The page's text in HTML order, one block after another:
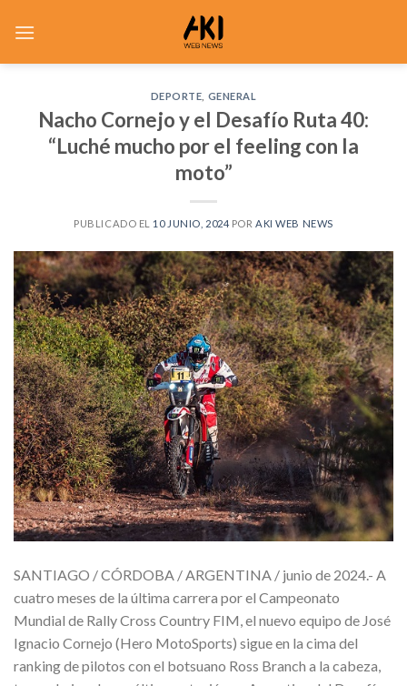
DEPORTE GENERAL
Nacho Cornejo y el Desafío Ruta 40:
“Luché mucho por el feeling con la
moto”
PUBLICADO EL 10 JUNIO, 2024 POR AKI WEB NEWS
SANTIAGO / CÓRDOBA / ARGENTINA / junio de 2024.- A
cuatro meses de la última carrera por el Campeonato
Mundial de Rally Cross Country FIM, el nuevo equipo de José
Ignacio Cornejo (Hero MotoSports) sigue en la cima del
ranking de pilotos con el botsuano Ross Branch a la cabeza,